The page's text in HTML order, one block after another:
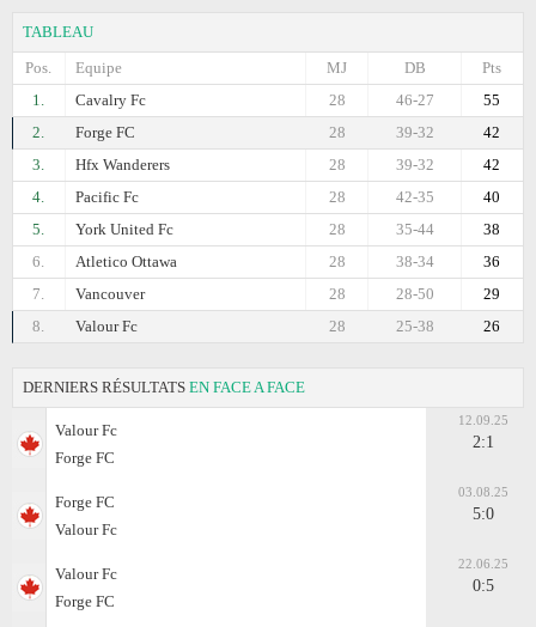
TABLEAU
Pos.
Equipe Pts
DB
MJ
1.
Cavalry Fc 55
46-27
28
2.
Forge FC 42
39-32
28
3.
Hfx Wanderers 42
39-32
28
4.
Pacific Fc 40
42-35
28
5.
York United Fc 38
35-44
28
6.
Atletico Ottawa 36
38-34
28
7.
Vancouver 29
28-50
28
8.
Valour Fc 26
25-38
28
DERNIERS RÉSULTATS EN FACE A FACE
Valour Fc
Forge FC
12.09.25
2:1
Forge FC
Valour Fc
03.08.25
5:0
Valour Fc
Forge FC
22.06.25
0:5